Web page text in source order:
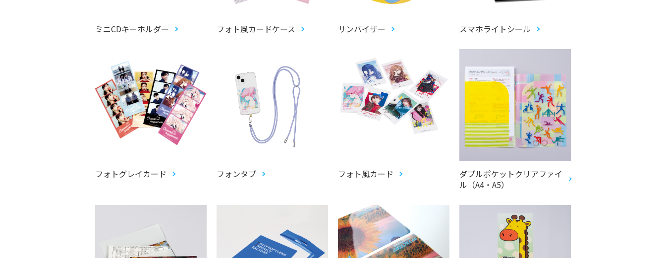
ミニCDキーホルダー フォト風カードケース サンバイザー スマホライトシール
フォトグレイカード フォンタブ フォト風カード
ダブルポケットクリアファイ
ル（A4・A5）